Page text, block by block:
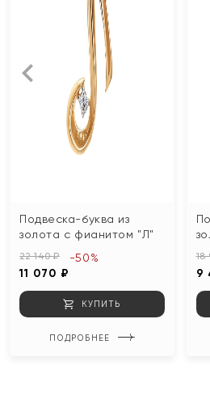
Подвеска-буква из
золота с фианитом "Л"
22 140 ₽
11 070 ₽
-50%
КУПИТЬ
ПОДРОБНЕЕ
18
9